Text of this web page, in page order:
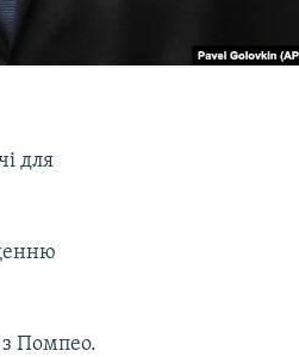
для
з Помпео.